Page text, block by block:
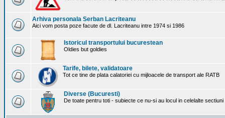
Arhiva personala Serban Lacriteanu
Aici vom posta poze facute de dl. Lacriteanu intre 1974 si 1986
Istoricul transportului bucurestean
Oldies but goldies
Tarife, bilete, validatoare
Tot ce tine de plata calatoriei cu mijloacele de transport ale RATB
Diverse (Bucuresti)
De toate pentru toti - subiecte ce nu-si au locul in celelalte